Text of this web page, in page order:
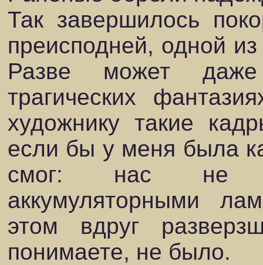
Так завершилось
преисподней, одной
Разве может
трагических
художнику такие
если бы у меня была
смог: нас не
аккумуляторными
этом вдруг
понимаете, не было.